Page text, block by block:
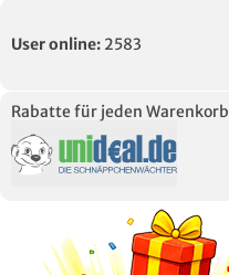
User online: 2583
Rabatte für jeden Warenkorb